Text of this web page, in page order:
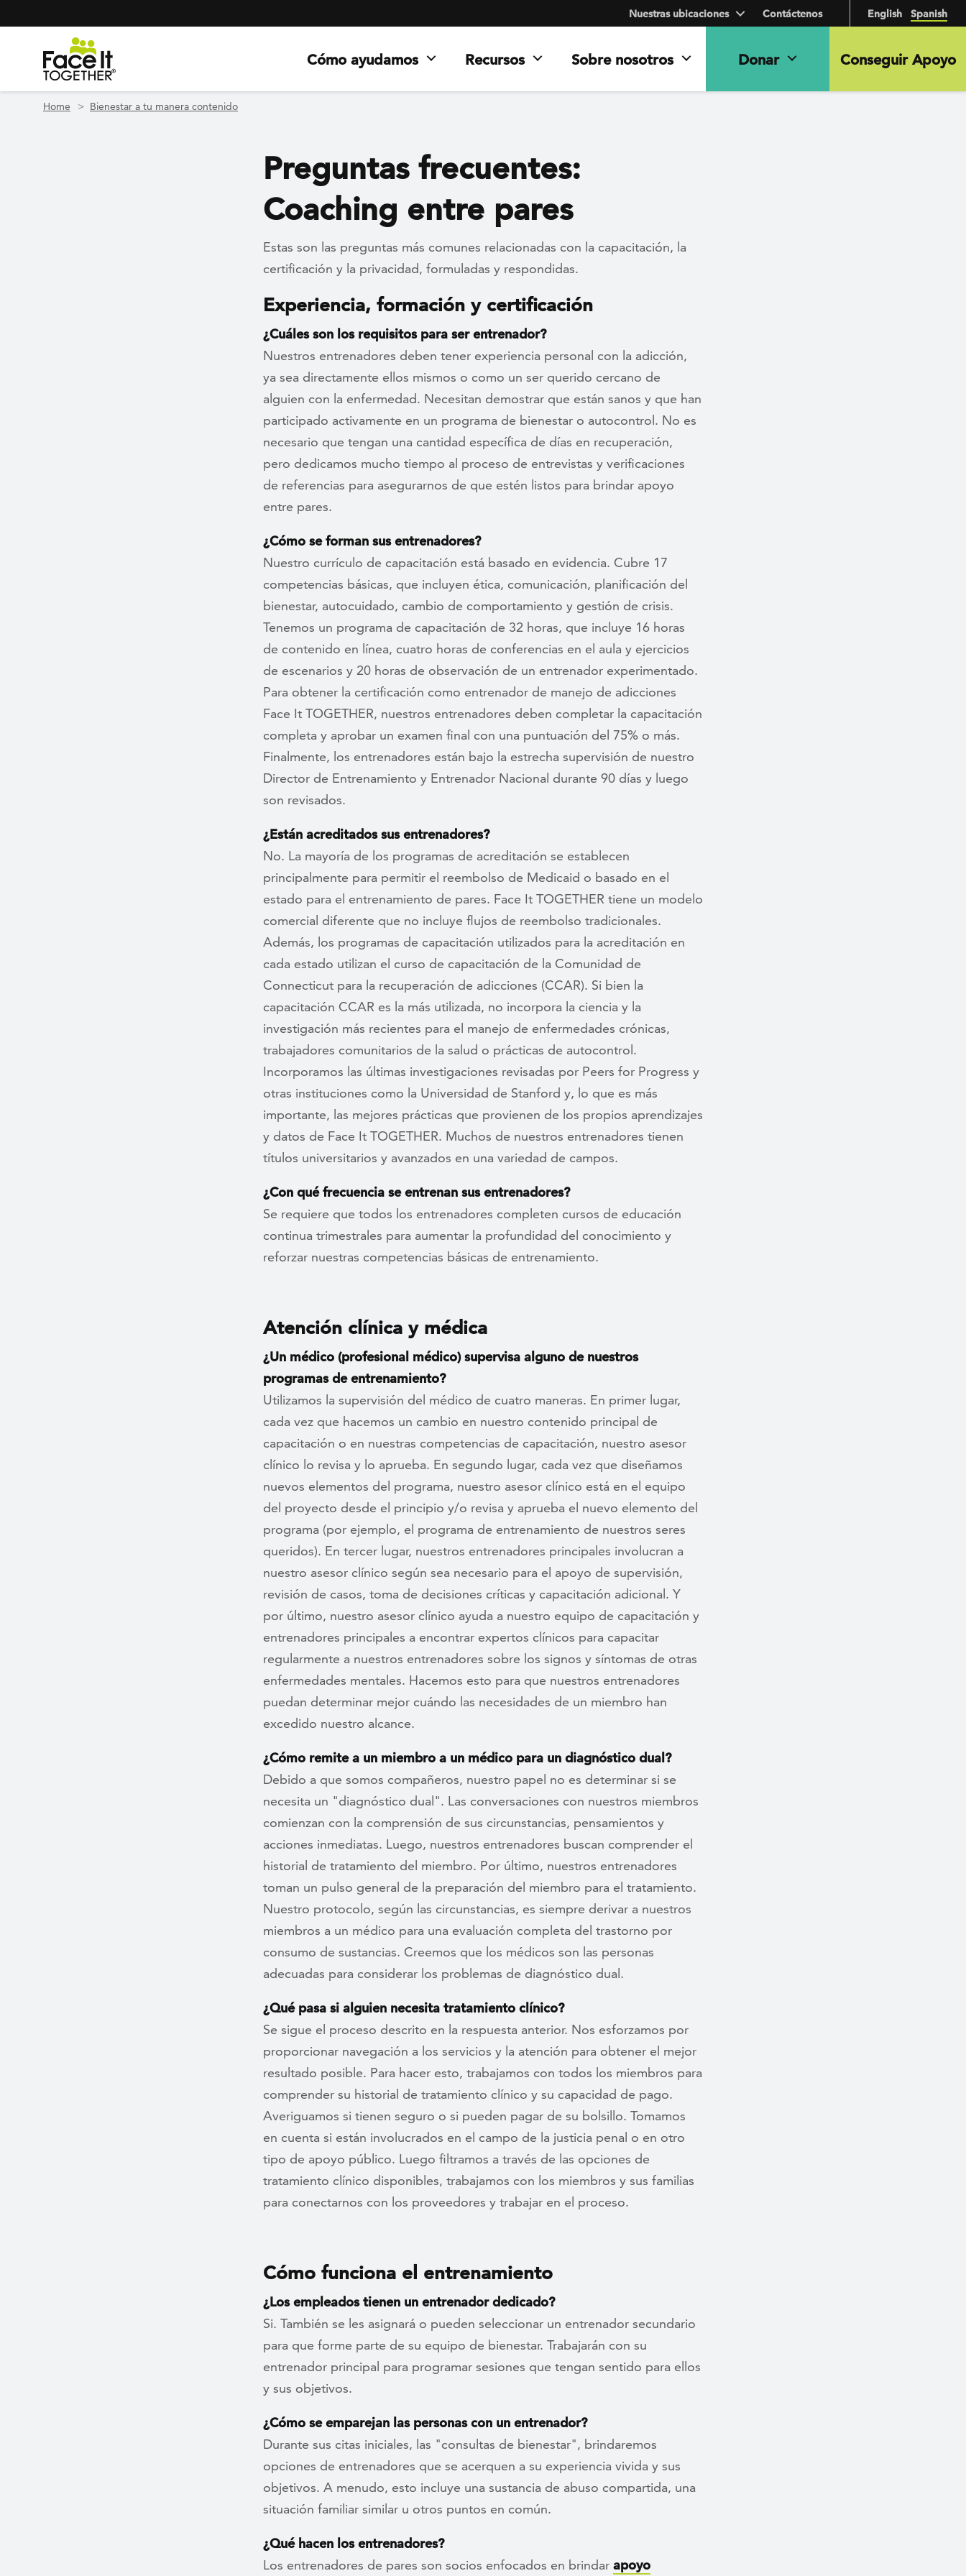
English Spanish
Cómo ayudamos Recursos Sobre nosotros Donar Conseguir Apoyo
Nuestras ubicaciones Contáctenos
Home Bienestar a tu manera contenido
Preguntas frecuentes:
Coaching entre pares
Estas son las preguntas más comunes relacionadas con la capacitación, la
certificación y la privacidad, formuladas y respondidas.
Experiencia, formación y certificación
¿Cuáles son los requisitos para ser entrenador?
Nuestros entrenadores deben tener experiencia personal con la adicción,
ya sea directamente ellos mismos o como un ser querido cercano de
alguien con la enfermedad. Necesitan demostrar que están sanos y que han
participado activamente en un programa de bienestar o autocontrol. No es
necesario que tengan una cantidad específica de días en recuperación,
pero dedicamos mucho tiempo al proceso de entrevistas y verificaciones
de referencias para asegurarnos de que estén listos para brindar apoyo
entre pares.
¿Cómo se forman sus entrenadores?
Nuestro currículo de capacitación está basado en evidencia. Cubre 17
competencias básicas, que incluyen ética, comunicación, planificación del
bienestar, autocuidado, cambio de comportamiento y gestión de crisis.
Tenemos un programa de capacitación de 32 horas, que incluye 16 horas
de contenido en línea, cuatro horas de conferencias en el aula y ejercicios
de escenarios y 20 horas de observación de un entrenador experimentado.
Para obtener la certificación como entrenador de manejo de adicciones
Face It TOGETHER, nuestros entrenadores deben completar la capacitación
completa y aprobar un examen final con una puntuación del 75% o más.
Finalmente, los entrenadores están bajo la estrecha supervisión de nuestro
Director de Entrenamiento y Entrenador Nacional durante 90 días y luego
son revisados.
¿Están acreditados sus entrenadores?
No. La mayoría de los programas de acreditación se establecen
principalmente para permitir el reembolso de Medicaid o basado en el
estado para el entrenamiento de pares. Face It TOGETHER tiene un modelo
comercial diferente que no incluye flujos de reembolso tradicionales.
Además, los programas de capacitación utilizados para la acreditación en
cada estado utilizan el curso de capacitación de la Comunidad de
Connecticut para la recuperación de adicciones (CCAR). Si bien la
capacitación CCAR es la más utilizada, no incorpora la ciencia y la
investigación más recientes para el manejo de enfermedades crónicas,
trabajadores comunitarios de la salud o prácticas de autocontrol.
Incorporamos las últimas investigaciones revisadas por Peers for Progress y
otras instituciones como la Universidad de Stanford y, lo que es más
importante, las mejores prácticas que provienen de los propios aprendizajes
y datos de Face It TOGETHER. Muchos de nuestros entrenadores tienen
títulos universitarios y avanzados en una variedad de campos.
¿Con qué frecuencia se entrenan sus entrenadores?
Se requiere que todos los entrenadores completen cursos de educación
continua trimestrales para aumentar la profundidad del conocimiento y
reforzar nuestras competencias básicas de entrenamiento.
Atención clínica y médica
¿Un médico (profesional médico) supervisa alguno de nuestros
programas de entrenamiento?
Utilizamos la supervisión del médico de cuatro maneras. En primer lugar,
cada vez que hacemos un cambio en nuestro contenido principal de
capacitación o en nuestras competencias de capacitación, nuestro asesor
clínico lo revisa y lo aprueba. En segundo lugar, cada vez que diseñamos
nuevos elementos del programa, nuestro asesor clínico está en el equipo
del proyecto desde el principio y/o revisa y aprueba el nuevo elemento del
programa (por ejemplo, el programa de entrenamiento de nuestros seres
queridos). En tercer lugar, nuestros entrenadores principales involucran a
nuestro asesor clínico según sea necesario para el apoyo de supervisión,
revisión de casos, toma de decisiones críticas y capacitación adicional. Y
por último, nuestro asesor clínico ayuda a nuestro equipo de capacitación y
entrenadores principales a encontrar expertos clínicos para capacitar
regularmente a nuestros entrenadores sobre los signos y síntomas de otras
enfermedades mentales. Hacemos esto para que nuestros entrenadores
puedan determinar mejor cuándo las necesidades de un miembro han
excedido nuestro alcance.
¿Cómo remite a un miembro a un médico para un diagnóstico dual?
Debido a que somos compañeros, nuestro papel no es determinar si se
necesita un "diagnóstico dual". Las conversaciones con nuestros miembros
comienzan con la comprensión de sus circunstancias, pensamientos y
acciones inmediatas. Luego, nuestros entrenadores buscan comprender el
historial de tratamiento del miembro. Por último, nuestros entrenadores
toman un pulso general de la preparación del miembro para el tratamiento.
Nuestro protocolo, según las circunstancias, es siempre derivar a nuestros
miembros a un médico para una evaluación completa del trastorno por
consumo de sustancias. Creemos que los médicos son las personas
adecuadas para considerar los problemas de diagnóstico dual.
¿Qué pasa si alguien necesita tratamiento clínico?
Se sigue el proceso descrito en la respuesta anterior. Nos esforzamos por
proporcionar navegación a los servicios y la atención para obtener el mejor
resultado posible. Para hacer esto, trabajamos con todos los miembros para
comprender su historial de tratamiento clínico y su capacidad de pago.
Averiguamos si tienen seguro o si pueden pagar de su bolsillo. Tomamos
en cuenta si están involucrados en el campo de la justicia penal o en otro
tipo de apoyo público. Luego filtramos a través de las opciones de
tratamiento clínico disponibles, trabajamos con los miembros y sus familias
para conectarnos con los proveedores y trabajar en el proceso.
Cómo funciona el entrenamiento
¿Los empleados tienen un entrenador dedicado?
Si. También se les asignará o pueden seleccionar un entrenador secundario
para que forme parte de su equipo de bienestar. Trabajarán con su
entrenador principal para programar sesiones que tengan sentido para ellos
y sus objetivos.
¿Cómo se emparejan las personas con un entrenador?
Durante sus citas iniciales, las "consultas de bienestar", brindaremos
opciones de entrenadores que se acerquen a su experiencia vivida y sus
objetivos. A menudo, esto incluye una sustancia de abuso compartida, una
situación familiar similar u otros puntos en común.
¿Qué hacen los entrenadores?
Los entrenadores de pares son socios enfocados en brindar apoyo